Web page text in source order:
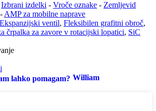
Izbrani izdelki - Vroče oznake - Zemljevid
- AMP za mobilne naprave
Ekspanzijski ventil, Fleksibilen grafitni obroč,
črpalka za zavore v rotacijski lopatici, SiC
William